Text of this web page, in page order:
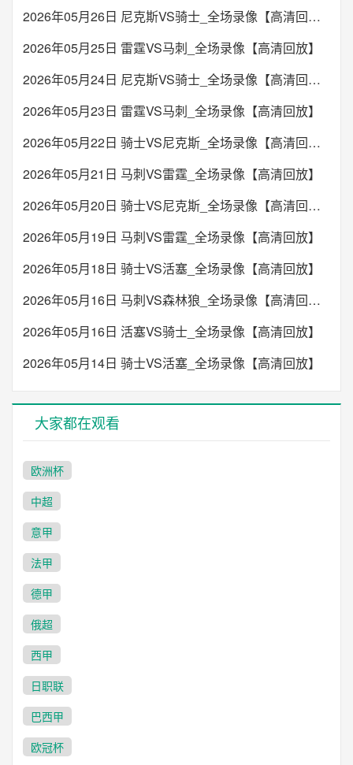
2026年05月26日 尼克斯VS骑士_全场录像【高清回放】
2026年05月25日 雷霆VS马刺_全场录像【高清回放】
2026年05月24日 尼克斯VS骑士_全场录像【高清回放】
2026年05月23日 雷霆VS马刺_全场录像【高清回放】
2026年05月22日 骑士VS尼克斯_全场录像【高清回放】
2026年05月21日 马刺VS雷霆_全场录像【高清回放】
2026年05月20日 骑士VS尼克斯_全场录像【高清回放】
2026年05月19日 马刺VS雷霆_全场录像【高清回放】
2026年05月18日 骑士VS活塞_全场录像【高清回放】
2026年05月16日 马刺VS森林狼_全场录像【高清回放】
2026年05月16日 活塞VS骑士_全场录像【高清回放】
2026年05月14日 骑士VS活塞_全场录像【高清回放】
大家都在观看
欧洲杯
中超
意甲
法甲
德甲
俄超
西甲
日职联
巴西甲
欧冠杯